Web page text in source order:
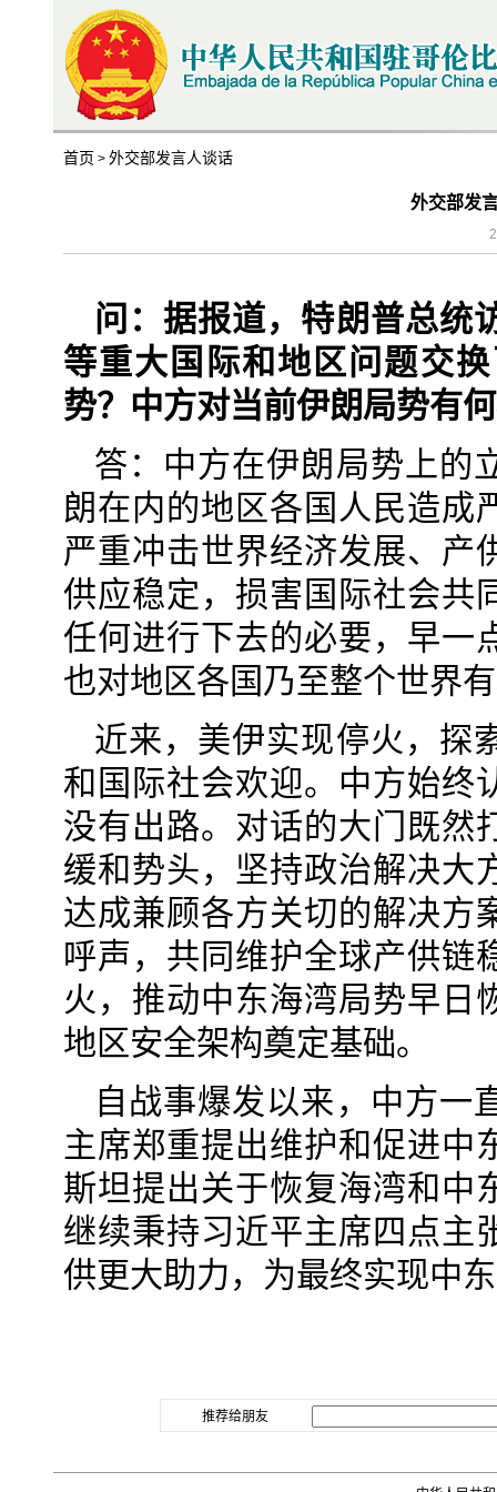
首页 > 外交部发言人谈话
外交部发
问：据报道，特朗普总统
等重大国际和地区问题交
势？中方对当前伊朗局势有
答：中方在伊朗局势上的
朗在内的地区各国人民造成
严重冲击世界经济发展、产
供应稳定，损害国际社会共
任何进行下去的必要，早一
也对地区各国乃至整个世界
近来，美伊实现停火，探
和国际社会欢迎。中方始终
没有出路。对话的大门既然
缓和势头，坚持政治解决大
达成兼顾各方关切的解决方
呼声，共同维护全球产供链
火，推动中东海湾局势早日
地区安全架构奠定基础。
自战事爆发以来，中方一
主席郑重提出维护和促进中
斯坦提出关于恢复海湾和中
继续秉持习近平主席四点主
供更大助力，为最终实现中
推荐给朋友